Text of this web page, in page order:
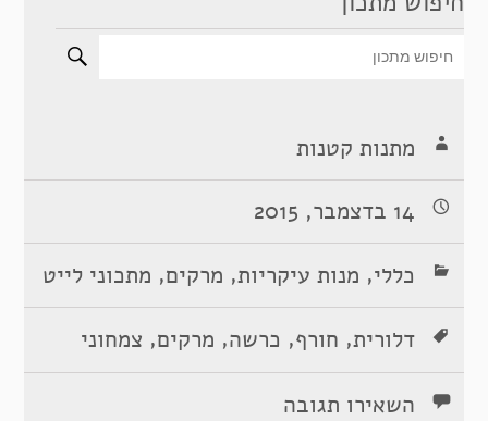
מתנות קטנות
14 בדצמבר, 2015
כללי, מנות עיקריות, מרקים, מתכוני לייט
דלורית, חורף, כרשה, מרקים, צמחוני
השאירו תגובה